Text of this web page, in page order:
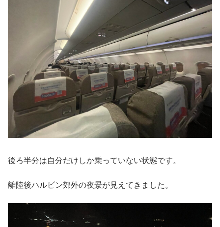
後ろ半分は自分だけしか乗っていない状態です。
離陸後ハルビン郊外の夜景が見えてきました。